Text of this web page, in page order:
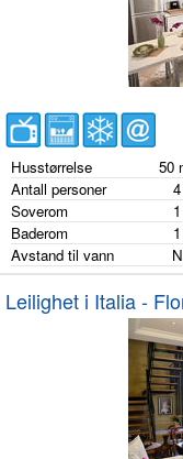
Husstørrelse 50
Antall personer 4
Soverom
1
Baderom
1
Avstand til vann
Leilighet i Italia -